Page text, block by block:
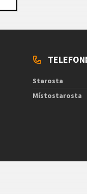
Starosta
Místostarosta